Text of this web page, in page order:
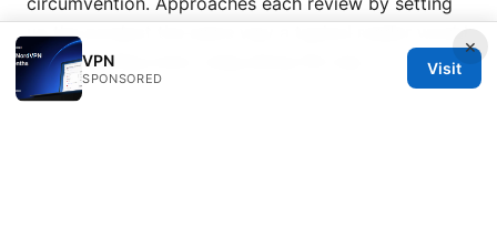
up the product the same way a typical reader would
and recording every snag along the way.
×
VPN
SPONSORED
Visit